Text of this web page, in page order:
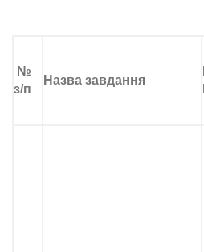
№
з/п
Назва завдання